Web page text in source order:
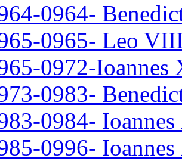
0964-
0965- Leo
0972-Ioannes
0983-
0984-
0996-